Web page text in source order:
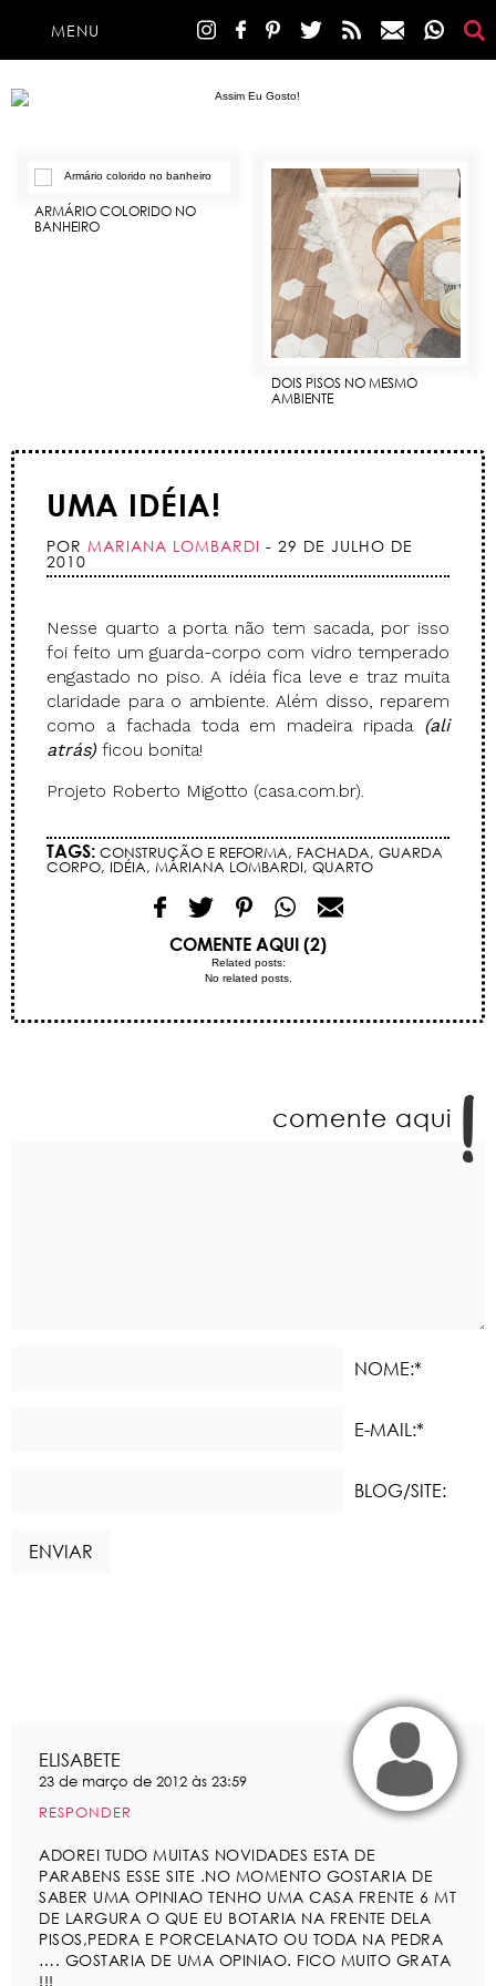
MENU
ARMÁRIO COLORIDO NO
BANHEIRO
DOIS PISOS NO MESMO
AMBIENTE
UMA IDÉIA!
POR MARIANA LOMBARDI - 29 DE JULHO DE
2010
Nesse quarto a porta não tem sacada, por isso
foi feito um guarda-corpo com vidro temperado
engastado no piso. A idéia fica leve e traz muita
claridade para o ambiente. Além disso, reparem
como a fachada toda em madeira ripada (ali
atrás) ficou bonita!
Projeto Roberto Migotto (casa.com.br).
TAGS: CONSTRUÇÃO E REFORMA, FACHADA, GUARDA
CORPO, IDÉIA, MARIANA LOMBARDI, QUARTO
COMENTE AQUI (2)
Related posts:
No related posts.
comente aqui
NOME:*
E-MAIL:*
BLOG/SITE:
ELISABETE
23 de março de 2012 às 23:59
RESPONDER
ADOREI TUDO MUITAS NOVIDADES ESTA DE
PARABENS ESSE SITE .NO MOMENTO GOSTARIA DE
SABER UMA OPINIAO TENHO UMA CASA FRENTE 6 MT
DE LARGURA O QUE EU BOTARIA NA FRENTE DELA
PISOS,PEDRA E PORCELANATO OU TODA NA PEDRA
…. GOSTARIA DE UMA OPINIAO. FICO MUITO GRATA
!!!